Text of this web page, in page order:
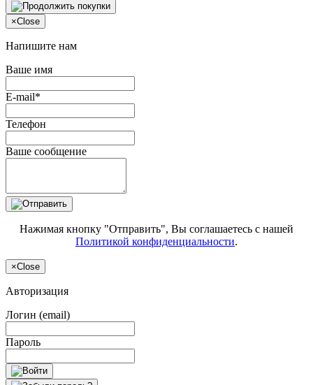
×Close
Напишите нам
Ваше имя
E-mail*
Телефон
Ваше сообщение
Нажимая кнопку "Отправить", Вы соглашаетесь с нашей
Политикой конфиденциальности.
×Close
Авторизация
Логин (email)
Пароль